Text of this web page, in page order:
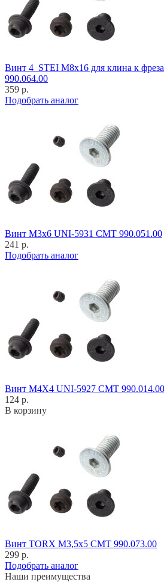
Винт 4_STEI M8x16 для клина к
990.064.00
359 р.
Подобрать аналог
Винт M3x6 UNI-5931 CMT 990.051.00
241 р.
Подобрать аналог
Винт M4X4 UNI-5927 CMT 990.014.00
124 р.
В корзину
Винт TORX M3,5x5 CMT 990.073.00
299 р.
Подобрать аналог
Наши преимущества